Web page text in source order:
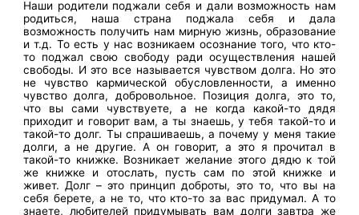
Наши родители поджали себя и дали возможность нам
родиться, наша страна поджала себя и дала
возможность получить нам мирную жизнь, образование
и т.д. То есть у нас возникаем осознание того, что кто-
то поджал свою свободу ради осуществления нашей
свободы. И это все называется чувством долга. Но это
не чувство кармической обусловленности, а именно
чувство долга, добровольное. Позиция долга, это то,
что вы сами чувствуете, а не когда какой-то дядя
приходит и говорит вам, а ты знаешь, у тебя такой-то и
такой-то долг. Ты спрашиваешь, а почему у меня такие
долги, а не другие. А он говорит, а это я прочитал в
такой-то книжке. Возникает желание этого дядю к той
же книжке и отослать, пусть сам по этой книжке и
живет. Долг – это принцип доброты, это то, что вы на
себя берете, а не то, что кто-то за вас придумал. А то
знаете, любителей придумывать вам долги завтра же